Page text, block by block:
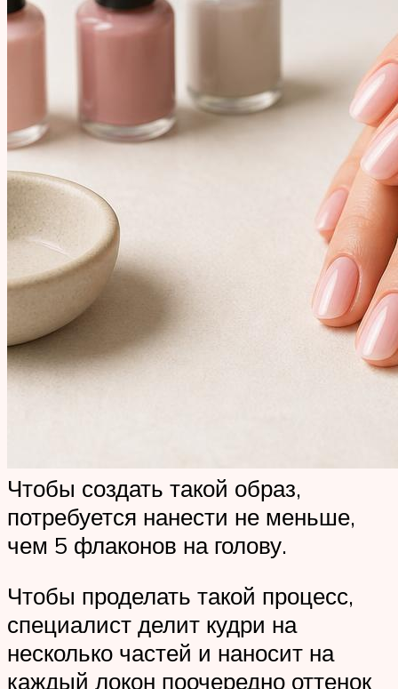
Чтобы создать такой образ,
потребуется нанести не меньше,
чем 5 флаконов на голову.
Чтобы проделать такой процесс,
специалист делит кудри на
несколько частей и наносит на
каждый локон поочередно оттенок